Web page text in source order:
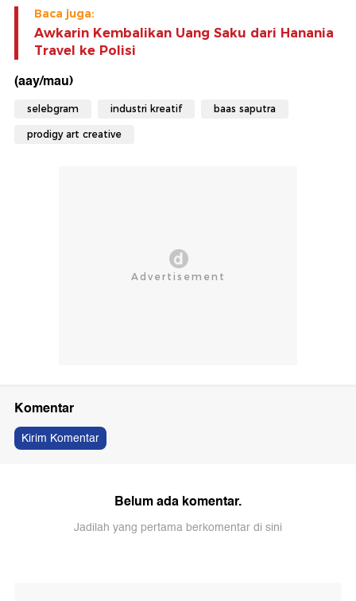
Baca juga:
Awkarin Kembalikan Uang Saku dari Hanania
Travel ke Polisi
(aay/mau)
selebgram industri kreatif baas saputra
prodigy art creative
Komentar
Kirim Komentar
Belum ada komentar.
Jadilah yang pertama berkomentar di sini